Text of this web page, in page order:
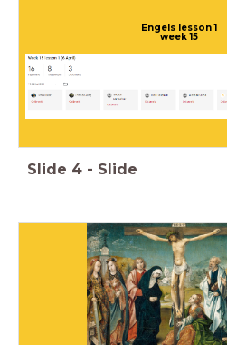
Engels lesson 1
week 15
Slide 4 - Slide